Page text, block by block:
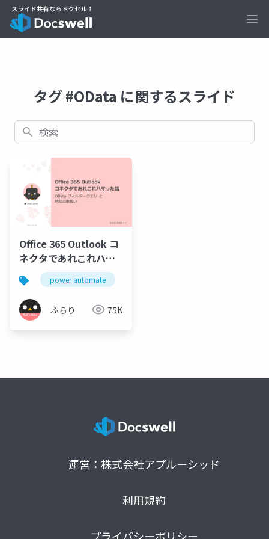
タグ #OData に関するスライド
検索
Office 365 Outlook コ
ネクタであれこれハマ
った話power automate
ふらり 75K
運営：株式会社アプルーシッド
利用規約
プライバシーポリシー